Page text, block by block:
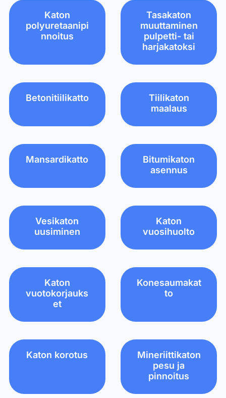
Katon
polyuretaanipi
nnoitus
Tasakaton
muuttaminen
pulpetti- tai
harjakatoksi
Betonitiilikatto
Tiilikaton
maalaus
Mansardikatto
Bitumikaton
asennus
Vesikaton
uusiminen
Katon
vuosihuolto
Katon
vuotokorjauks
et
Konesaumakat
to
Katon korotus
Mineriittikaton
pesu ja
pinnoitus